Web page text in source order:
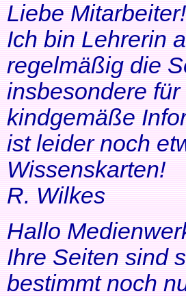
Liebe Mitarbeiter!
Ich bin Lehrerin
regelmäßig die
insbesondere
kindgemäße
ist leider noch
Wissenskarten!
R. Wilkes
Hallo
Ihre Seiten sind
bestimmt noch